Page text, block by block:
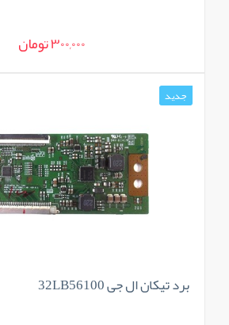
300,000 تومان
جدید
برد تیکان ال جی 32LB56100